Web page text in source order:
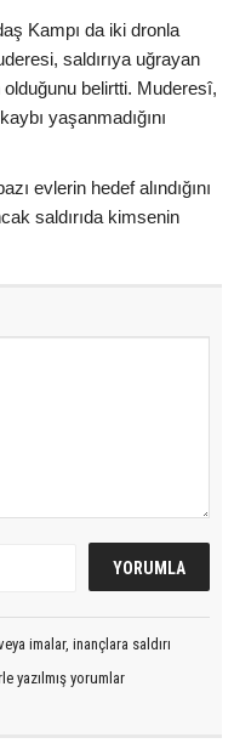
Kampı da iki dronla
saldırıya uğrayan
olduğunu belirtti. Muderesî,
yaşanmadığını
evlerin hedef alındığını
saldırıda kimsenin
imalar, inançlara saldırı
yazılmış yorumlar